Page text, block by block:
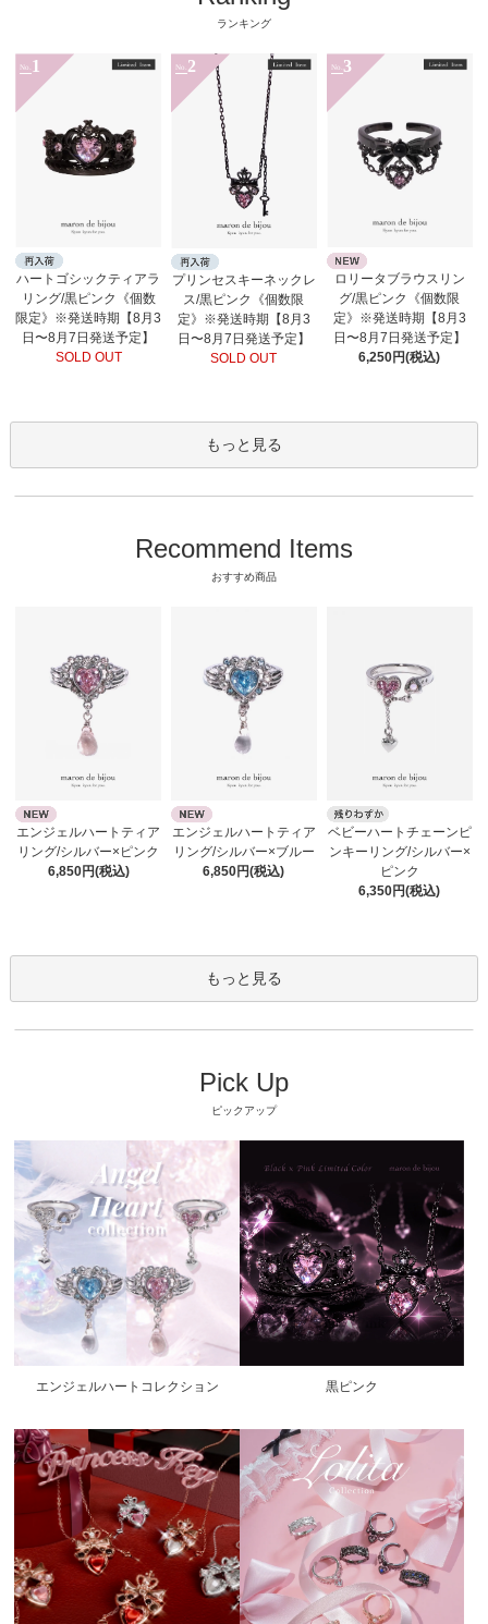
ランキング
No. 1
ハートゴシックティアラ
リング/黒ピンク《個数
限定》※発送時期【8月3
日〜8月7日発送予定】
SOLD OUT
No. 2
プリンセスキーネックレ
ス/黒ピンク《個数限
定》※発送時期【8月3
日〜8月7日発送予定】
SOLD OUT
No. 3
ロリータブラウスリン
グ/黒ピンク《個数限
定》※発送時期【8月3
日〜8月7日発送予定】
6,250円(税込)
もっと見る
Recommend Items
おすすめ商品
エンジェルハートティア
リング/シルバー×ピンク
6,850円(税込)
エンジェルハートティア
リング/シルバー×ブルー
6,850円(税込)
ベビーハートチェーンピ
ンキーリング/シルバー×
ピンク
6,350円(税込)
もっと見る
Pick Up
ピックアップ
エンジェルハートコレクション 黒ピンク